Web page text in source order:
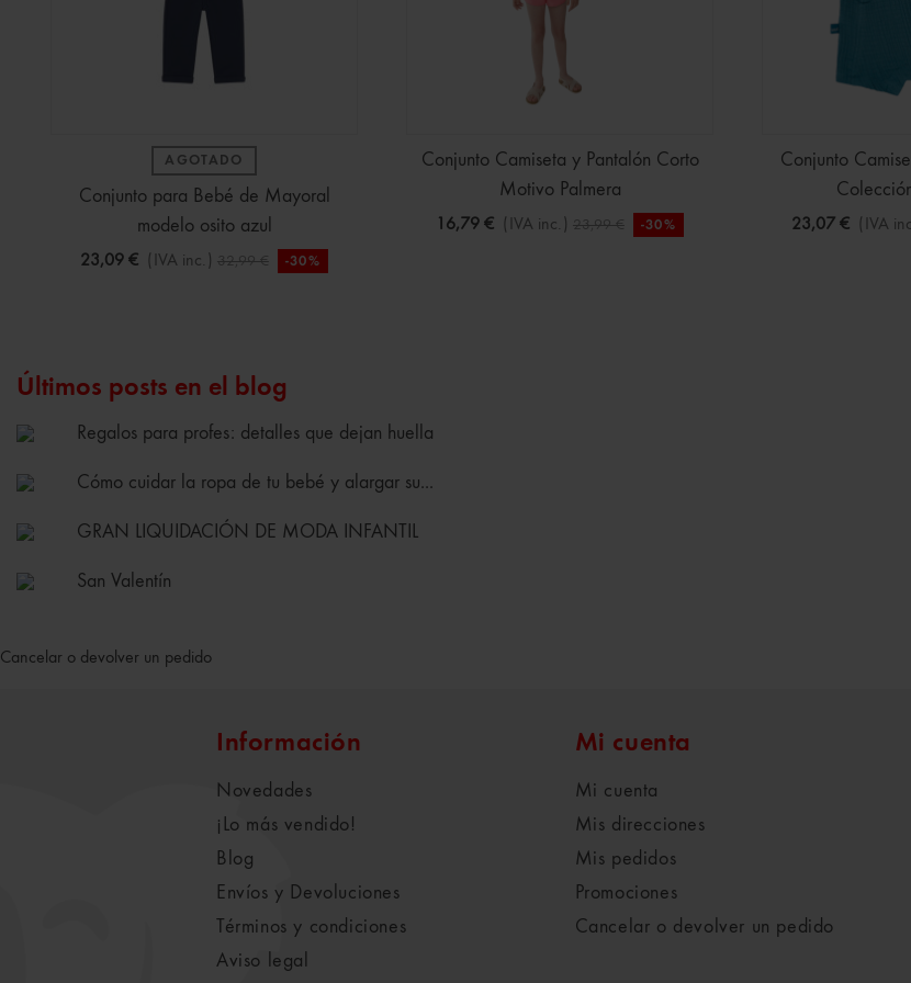
AGOTADO
Conjunto para Bebé de Mayoral
modelo osito azul
23,09 € (IVA inc.) 32,99 € -30%
Conjunto Camiseta y Pantalón Corto
Motivo Palmera
16,79 € (IVA inc.) 23,99 € -30%
Conjunto
23,07 € (IVA
Últimos posts en el blog
Regalos para profes: detalles que dejan huella
Cómo cuidar la ropa de tu bebé y alargar su...
GRAN LIQUIDACIÓN DE MODA INFANTIL
San Valentín
Cancelar o devolver un pedido
Información
Novedades
¡Lo más vendido!
Blog
Envíos y Devoluciones
Términos y condiciones
Aviso legal
Mi cuenta
Mi cuenta
Mis direcciones
Mis pedidos
Promociones
Cancelar o devolver un pedido